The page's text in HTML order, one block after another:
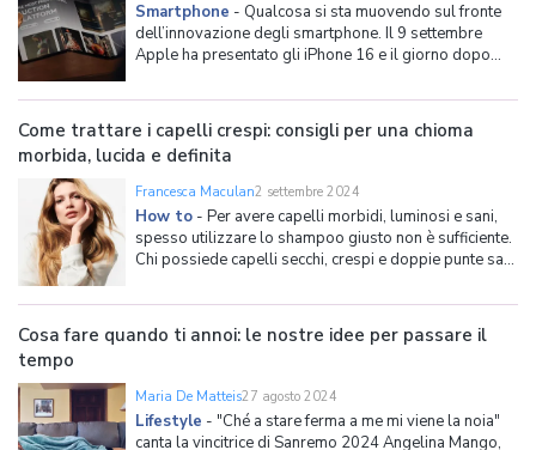
Smartphone - Qualcosa si sta muovendo sul fronte
dell’innovazione degli smartphone. Il 9 settembre
Apple ha presentato gli iPhone 16 e il giorno dopo
trifold al mondo, evoluzione dei foldable. Da chiuso il
Mate XT di Huawei sembra uno smartphone normale
ma,
Come trattare i capelli crespi: consigli per una chioma
morbida, lucida e definita
Francesca Maculan2 settembre 2024
How to - Per avere capelli morbidi, luminosi e sani,
spesso utilizzare lo shampoo giusto non è sufficiente.
Chi possiede capelli secchi, crespi e doppie punte sa
tutte il loro aspetto. La verità è che non esiste un
prodotto magico e valido per tutti
Cosa fare quando ti annoi: le nostre idee per passare il
tempo
Maria De Matteis27 agosto 2024
Lifestyle - "Ché a stare ferma a me mi viene la noia"
canta la vincitrice di Sanremo 2024 Angelina Mango,